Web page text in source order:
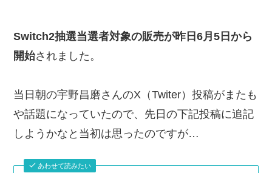
Switch2抽選当選者対象の販売が昨日6月5日から
開始されました。
当日朝の宇野昌磨さんのX（Twiter）投稿がまたも
や話題になっていたので、先日の下記投稿に追記
しようかなと当初は思ったのですが…
あわせて読みたい